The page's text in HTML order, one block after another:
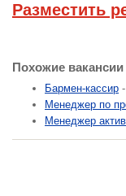
Разместить
Похожие вакансии
Бармен-кассир
Менеджер по
Менеджер